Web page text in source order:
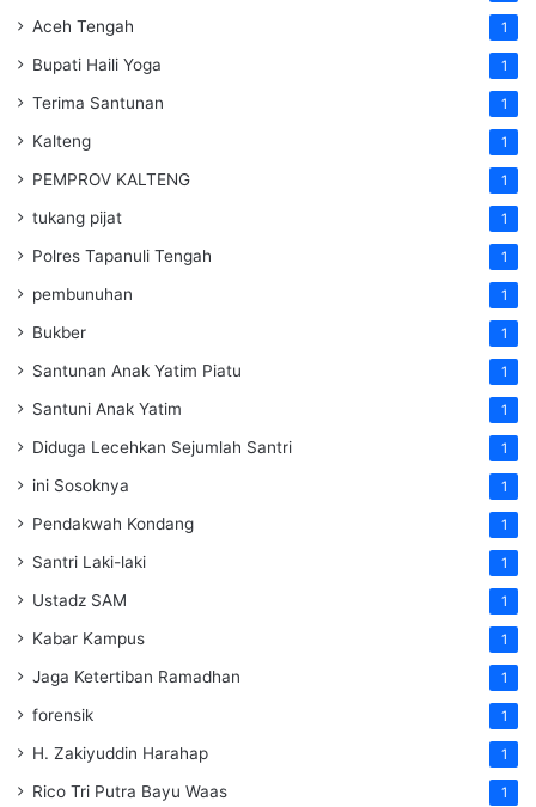
Aceh Tengah 1
Bupati Haili Yoga 1
Terima Santunan 1
Kalteng 1
PEMPROV KALTENG 1
tukang pijat 1
Polres Tapanuli Tengah 1
pembunuhan 1
Bukber 1
Santunan Anak Yatim Piatu 1
Santuni Anak Yatim 1
Diduga Lecehkan Sejumlah Santri 1
ini Sosoknya 1
Pendakwah Kondang 1
Santri Laki-laki 1
Ustadz SAM 1
Kabar Kampus 1
Jaga Ketertiban Ramadhan 1
forensik 1
H. Zakiyuddin Harahap 1
Rico Tri Putra Bayu Waas 1